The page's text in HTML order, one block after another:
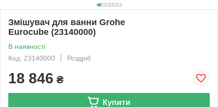
Змішувач для ванни Grohe
Eurocube (23140000)
В наявності
Код: 23140000
Роздріб
18 846 ₴
Купити